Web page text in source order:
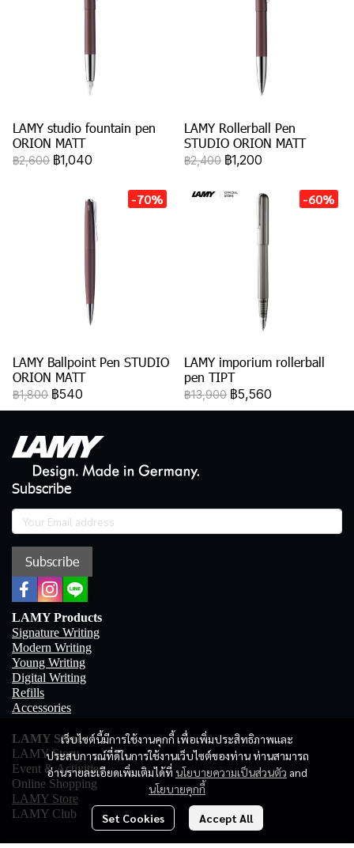
LAMY studio fountain pen
ORION MATT
฿2,600 ฿1,040
LAMY Rollerball Pen
STUDIO ORION MATT
฿2,400 ฿1,200
-70%
LAMY Ballpoint Pen STUDIO
ORION MATT
฿1,800 ฿540
-60%
LAMY imporium rollerball
pen TIPT
฿13,900 ฿5,560
เว็บไซต์นี้มีการใช้งานคุกกี้ เพื่อเพิ่มประสิทธิภาพและ
ประสบการณ์ที่ดีในการใช้งานเว็บไซต์ของท่าน ท่านสามารถ
อ่านรายละเอียดเพิ่มเติมได้ที่ นโยบายความเป็นส่วนตัว and
นโยบายคุกกี้
Set Cookies Accept All
Subscribe
Subscribe
LAMY Products
Signature Writing
Modern Writing
Young Writing
Digital Writing
Refills
Accessories
LAMY Store
LAMY Story
Event & Activities
Online Shopping
LAMY Store
LAMY Club